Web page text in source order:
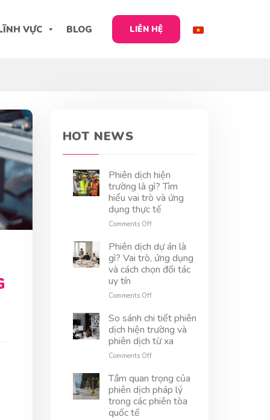
VỰC BLOG LIÊN HỆ
HOT NEWS
Phiên dịch hiện
trường là gì? Tìm
hiểu vai trò và ứng
dụng thực tế
Comments Offon
dịch
hiện
trường
là
Tìm
vai
trò
và
ứng
dụng
tế
Phiên dịch dự án là
gì? Vai trò, ứng dụng
và cách chọn đối tác
uy tín
Comments Offon
dịch
dự
án
là
gì?
trò,
ứng
dụng
So sánh chi tiết phiên
dịch hiện trường và
phiên dịch từ xa
Comments Offon
sánh
chi
tiết
phiên
Tầm quan trọng của
phiên dịch pháp lý
trong các phiên tòa
quốc tế